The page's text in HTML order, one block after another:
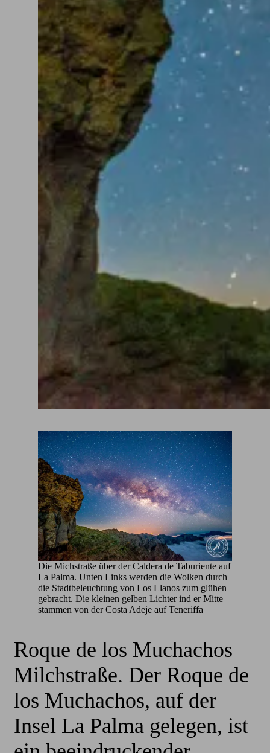
Die Michstraße über der Caldera de Taburiente auf
La Palma. Unten Links werden die Wolken durch
die Stadtbeleuchtung von Los Llanos zum glühen
gebracht. Die kleinen gelben Lichter ind er Mitte
stammen von der Costa Adeje auf Teneriffa
Roque de los Muchachos
Milchstraße. Der Roque de
los Muchachos, auf der
Insel La Palma gelegen, ist